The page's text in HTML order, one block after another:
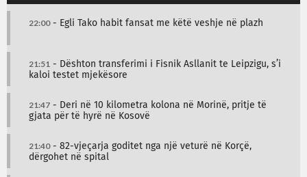
22:00- Egli Tako habit fansat me këtë veshje në plazh
21:51 - Dështon transferimi i Fisnik Asllanit te Leipzigu, s’i
kaloi testet mjekësore
21:47 - Deri në 10 kilometra kolona në Morinë, pritje të
gjata për të hyrë në Kosovë
21:40- 82-vjeçarja goditet nga një veturë në Korçë,
dërgohet në spital